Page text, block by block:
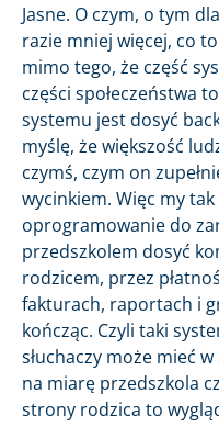
Jasne. O czym, o tym
razie mniej więcej, co
mimo tego, że część
części społeczeństwa
systemu jest dosyć
myślę, że większość
czymś, czym on
wycinkiem. Więc my
oprogramowanie do
przedszkolem dosyć
rodzicem, przez
fakturach, raportach i
kończąc. Czyli taki
słuchaczy może mieć
na miarę przedszkola
strony rodzica to